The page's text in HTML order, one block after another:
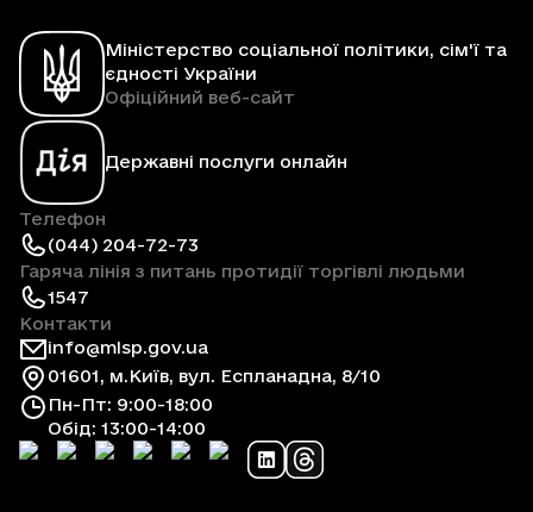
Міністерство соціальної політики, сім'ї та
єдності України
Офіційний веб-сайт
Державні послуги онлайн
Телефон
(044) 204-72-73
Гаряча лінія з питань протидії торгівлі людьми
1547
Контакти
info@mlsp.gov.ua
01601, м.Київ, вул. Еспланадна, 8/10
Пн-Пт: 9:00-18:00
Обід: 13:00-14:00